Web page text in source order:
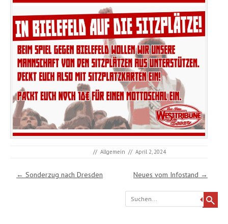
// Allgemein // April 2, 2024
Post navigation
← Sonderzug nach Dresden Neues vom Infostand →
Search